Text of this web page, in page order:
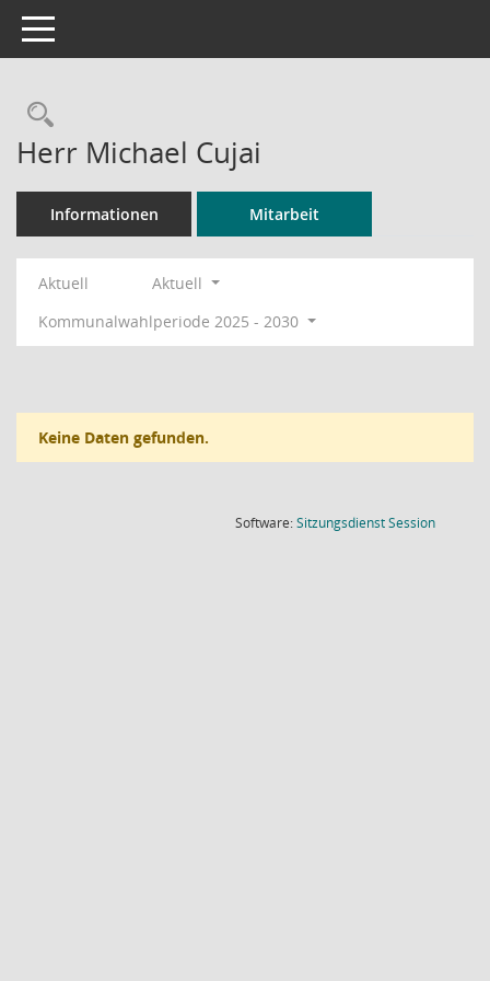
Toggle navigation
Rechercheauswahl
Herr Michael Cujai
Informationen Mitarbeit
Aktuell
Aktuell
Kommunalwahlperiode 2025 - 2030
Keine Daten gefunden.
Software:SitzungsdienstSession(Wird in